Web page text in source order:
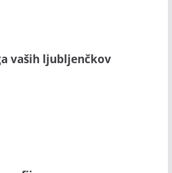
vaših ljubljenčkov